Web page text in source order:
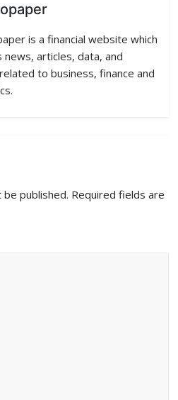
is a financial website which
news, articles, data, and
to business, finance and
published. Required fields are